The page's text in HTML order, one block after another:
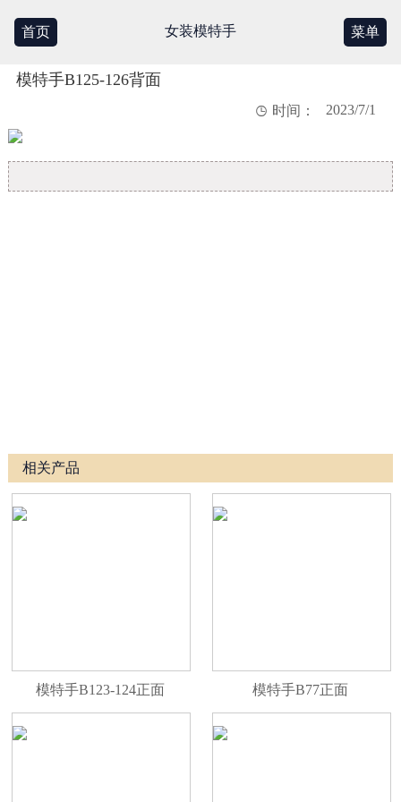
首页 女装模特手 菜单
模特手B125-126背面
 时间： 2023/7/1
相关产品
模特手B123-124正面 模特手B77正面